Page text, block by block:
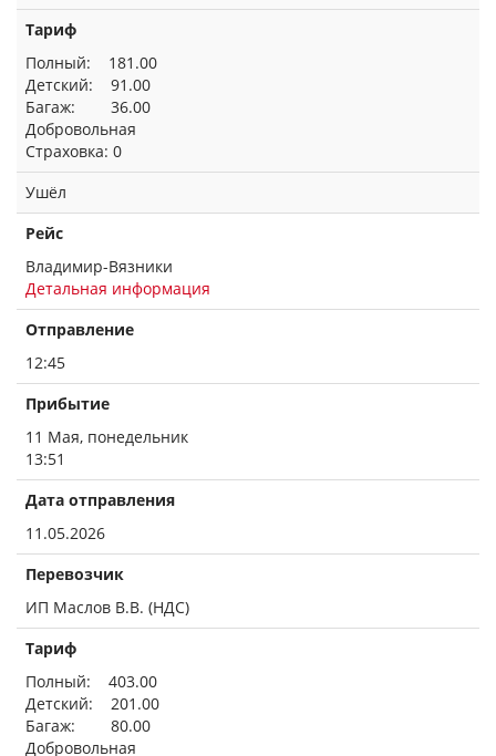
Тариф
Полный: 181.00
Детский: 91.00
Багаж: 36.00
Добровольная
Страховка: 0
Ушёл
Рейс
Владимир-Вязники
Детальная информация
Отправление
12:45
Прибытие
11 Мая, понедельник
13:51
Дата отправления
11.05.2026
Перевозчик
ИП Маслов В.В. (НДС)
Тариф
Полный: 403.00
Детский: 201.00
Багаж: 80.00
Добровольная